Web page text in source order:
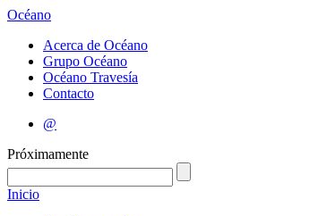
Océano
Acerca de Océano
Grupo Océano
Océano Travesía
Contacto
@
Próximamente
Inicio